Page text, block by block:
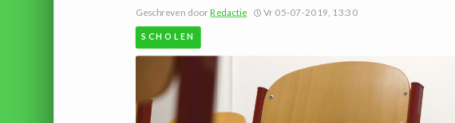
Geschreven doorRedactie Vr 05-07-2019, 13:30
SCHOLEN